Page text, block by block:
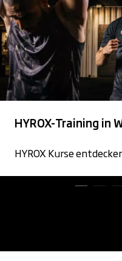
HYROX-Training in
HYROX Kurse